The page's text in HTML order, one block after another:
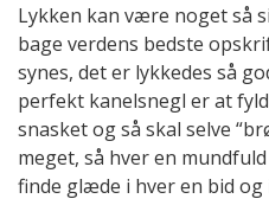
Lykken kan være noget så
bage verdens bedste
synes, det er lykkedes så
perfekt kanelsnegl er at
snasket og så skal selve
meget, så hver en
finde glæde i hver en bid